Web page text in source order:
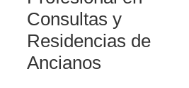
Consultas y
Residencias de
Ancianos